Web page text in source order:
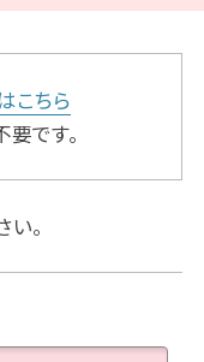
こちら
です。
。